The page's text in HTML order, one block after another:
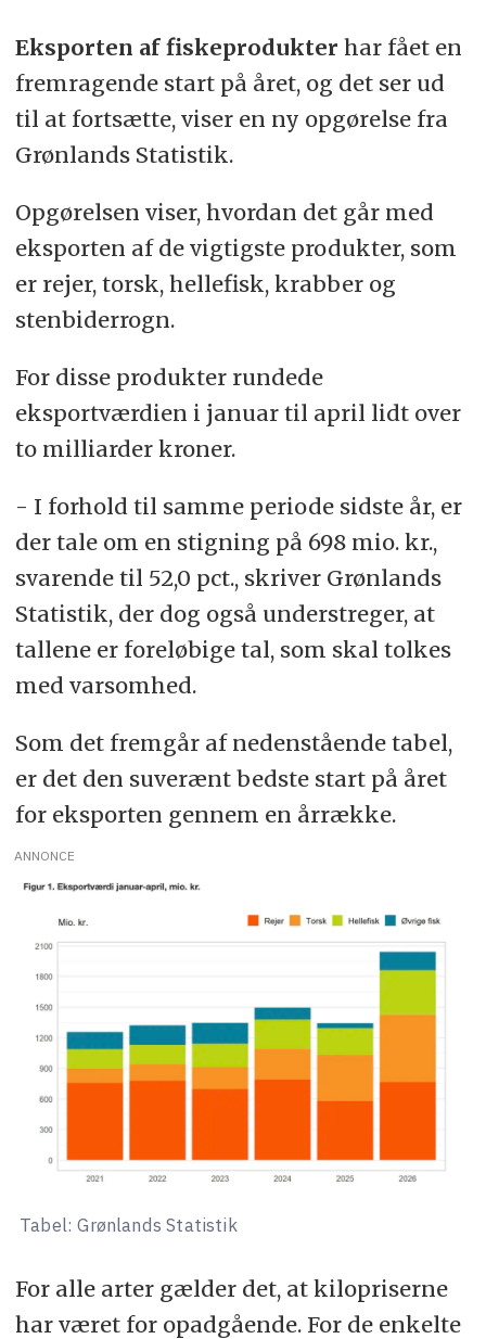
Eksporten af fiskeprodukter har fået en
fremragende start på året, og det ser ud
til at fortsætte, viser en ny opgørelse fra
Grønlands Statistik.
Opgørelsen viser, hvordan det går med
eksporten af de vigtigste produkter, som
er rejer, torsk, hellefisk, krabber og
stenbiderrogn.
For disse produkter rundede
eksportværdien i januar til april lidt over
to milliarder kroner.
- I forhold til samme periode sidste år, er
der tale om en stigning på 698 mio. kr.,
svarende til 52,0 pct., skriver Grønlands
Statistik, der dog også understreger, at
tallene er foreløbige tal, som skal tolkes
med varsomhed.
Som det fremgår af nedenstående tabel,
er det den suverænt bedste start på året
for eksporten gennem en årrække.
ANNONCE
Tabel: Grønlands Statistik
For alle arter gælder det, at kilopriserne
har været for opadgående. For de enkelte